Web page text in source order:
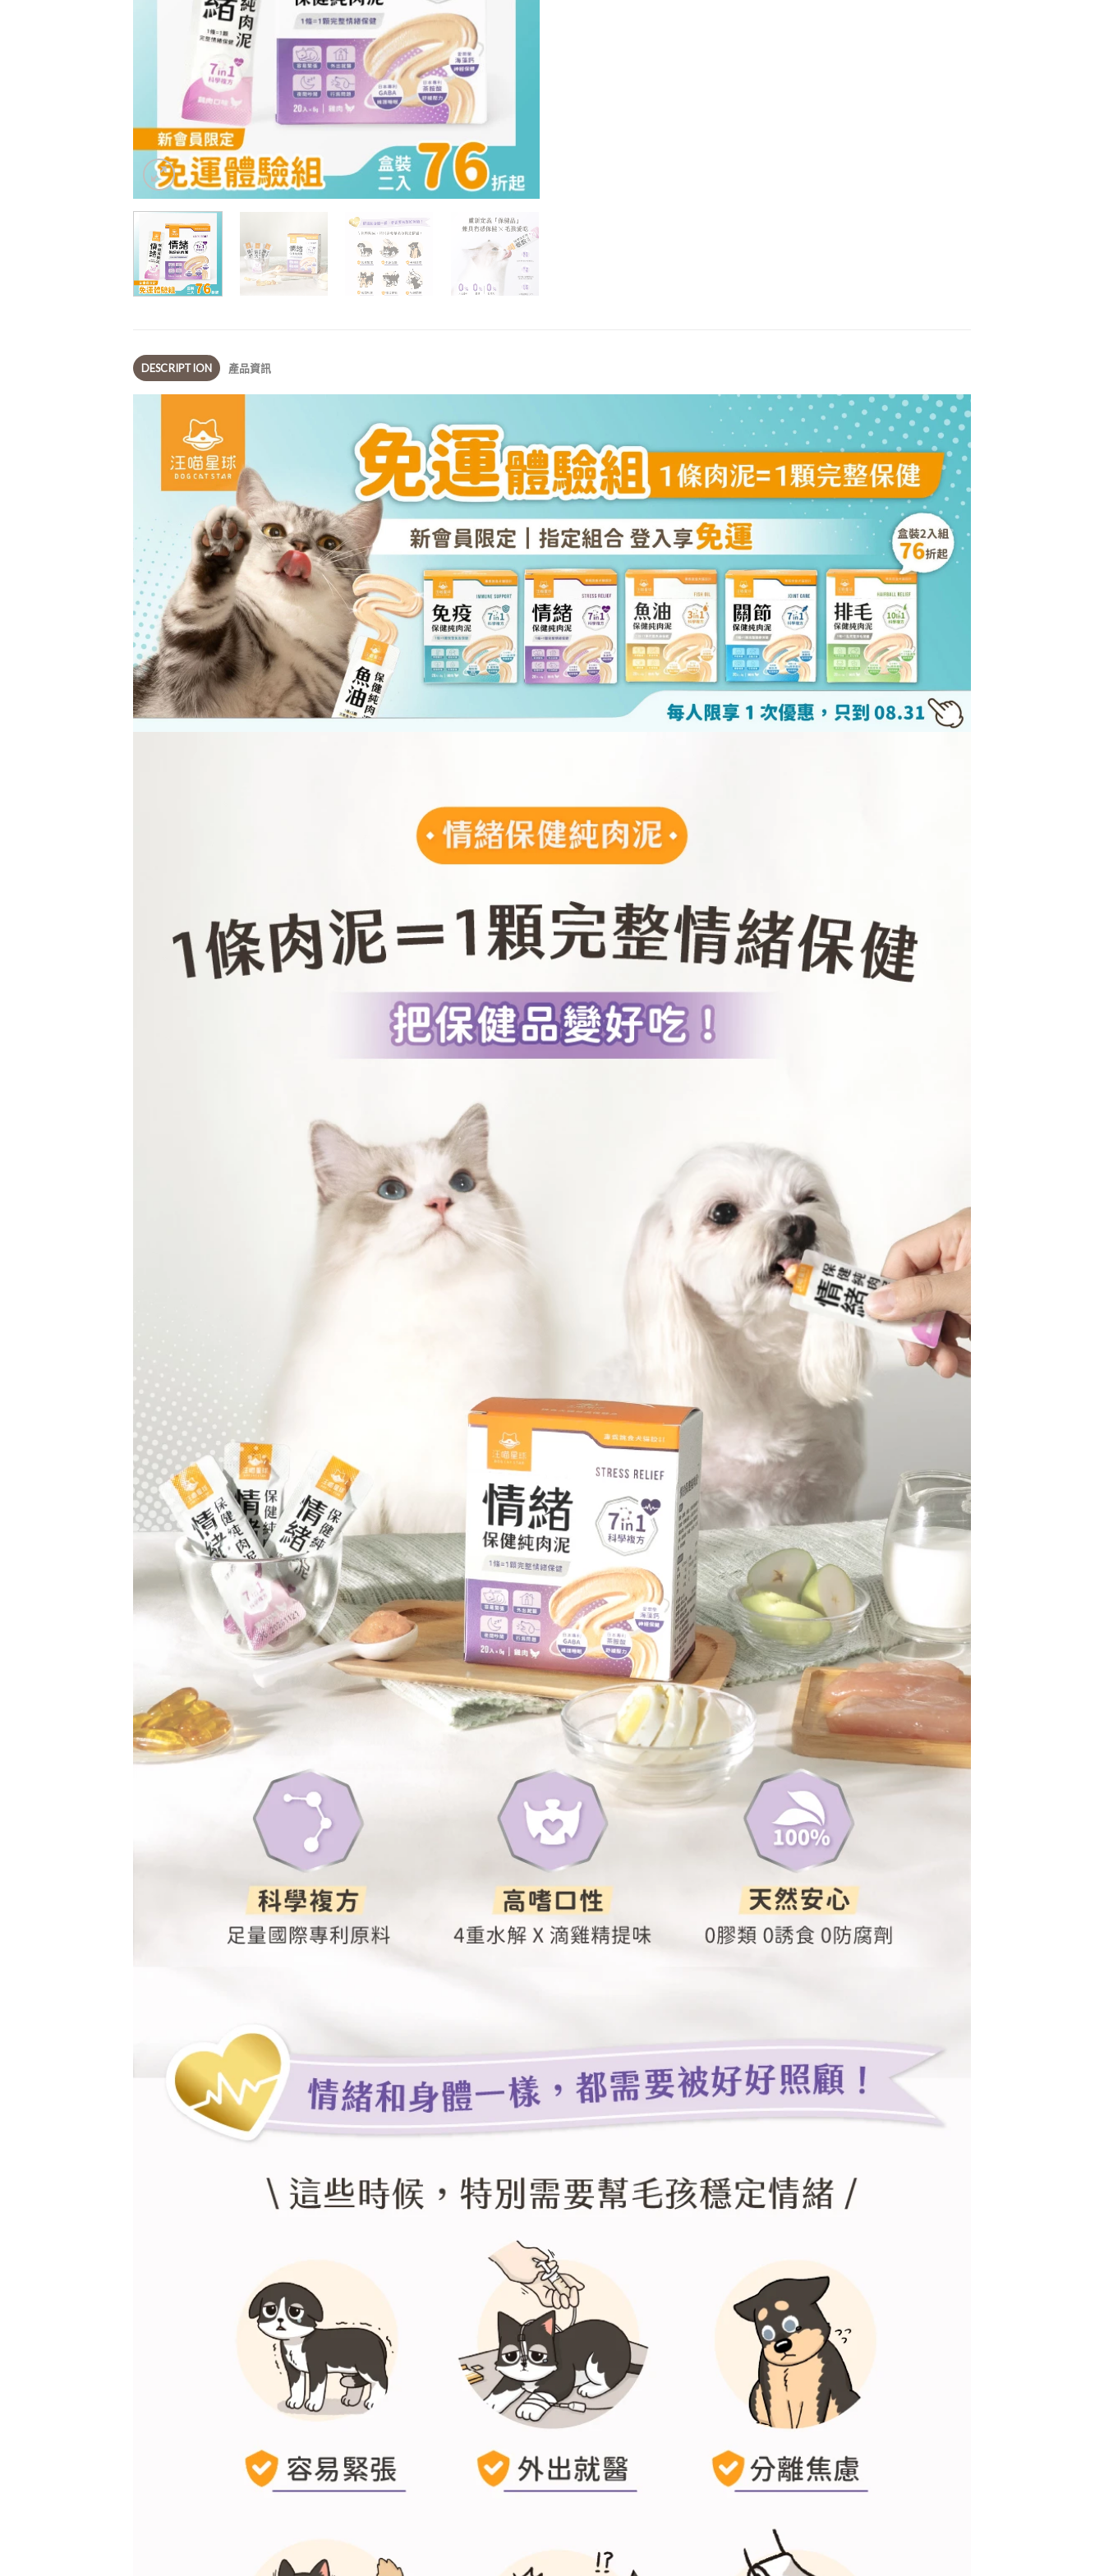
DESCRIPTION 產品資訊